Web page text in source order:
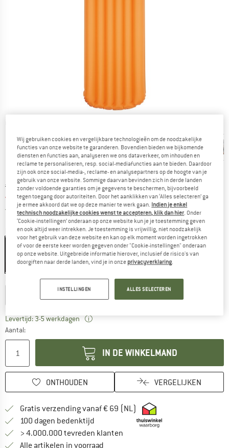
Oorspronkelijke prijs :
€ 269,95
Prijs:
vanaf€242,96 incl. BTW
Gratis verzending(NL)Nederland. Informatie over de
Kleur:Marmalade
Kies een maat:
Levertijd: 3-5 werkdagen
Aantal:
IN DE WINKELMAND
ONTHOUDEN VERGELIJKEN
Gratis verzending vanaf € 69 (NL) Vind hier de
100 dagen bedenktijd Vind de betalingsinformatie hier!
> 4.000.000 tevreden klanten
Alle artikelen in voorraad
Wij gebruiken cookies en vergelijkbare technologieën om de noodzakelijke
functies van onze website te garanderen. Bovendien bieden we bijkomende
diensten en functies aan, analyseren we ons dataverkeer, om inhouden en
reclame te personaliseren, resp. social-mediafuncties aan te bieden. Daardoor
zijn ook onze social-media-, reclame- en analysepartners op de hoogte van je
gebruik van onze website. Sommige daarvan bevinden zich in derde landen
zonder voldoende garanties om je gegevens te beschermen, bijvoorbeeld
tegen toegang door autoriteiten. Door het aanklikken van ‘Alles selecteren’ ga
je ermee akkoord dat we op deze manier te werk gaan. Indien je enkel
technisch noodzakelijke cookies wenst te accepteren, klik dan hier. Onder
‘Cookie-instellingen’ onderaan op onze website kun je je toestemming geven
en ook altijd weer intrekken. Je toestemming is vrijwillig, niet noodzakelijk
voor het gebruik van deze website en kan op elk moment worden ingetrokken
of voor de eerste keer worden gegeven onder "Cookie-instellingen" onderaan
op onze website. Uitgebreide informatie hierover, inclusief de risico's van
doorgiften naar derde landen, vind je in onze privacyverklaring.
INSTELLINGEN ALLES SELECTEREN